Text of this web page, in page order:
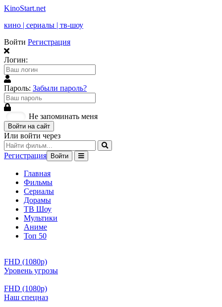
KinoStart.net
кино | сериалы | тв-шоу
Войти Регистрация
Логин:
Пароль: Забыли пароль?
Не запоминать меня
Войти на сайт
Или войти через
Регистрация Войти
Главная
Фильмы
Сериалы
Дорамы
ТВ Шоу
Мультики
Аниме
Топ 50
FHD (1080p)
Уровень угрозы
FHD (1080p)
Наш спецназ